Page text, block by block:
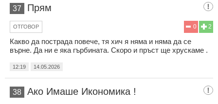
37 Прям
2
0
ОТГОВОР
Какво да пострада повече, тя хич я няма и няма да се
върне. Да ни е яка гърбината. Скоро и пръст ще хрускаме .
12:19 14.05.2026
38 Ако Имаше Икономика !